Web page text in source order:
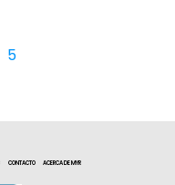
5
CONTACTO ACERCA DE MYR